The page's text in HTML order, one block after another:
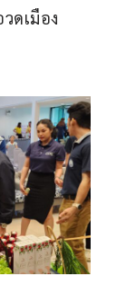
ดเมือง